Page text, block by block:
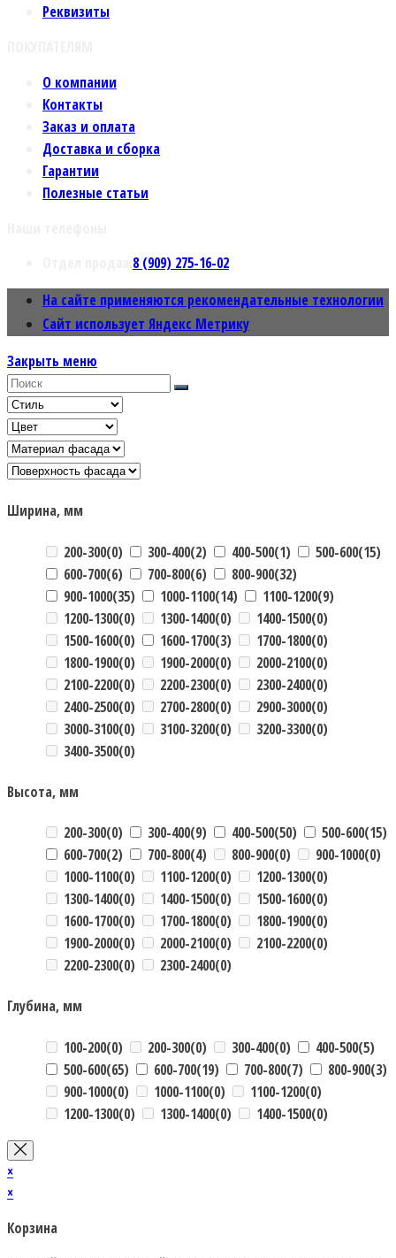
Реквизиты
О компании
Контакты
Заказ и оплата
Доставка и сборка
Гарантии
Полезные статьи
8 (909) 275-16-02
На сайте применяются рекомендательные технологии
Сайт использует Яндекс Метрику
Закрыть меню
Ширина, мм
200-300(0) 300-400(2) 400-500(1) 500-600(15)
600-700(6) 700-800(6) 800-900(32)
900-1000(35) 1000-1100(14) 1100-1200(9)
1200-1300(0) 1300-1400(0) 1400-1500(0)
1500-1600(0) 1600-1700(3) 1700-1800(0)
1800-1900(0) 1900-2000(0) 2000-2100(0)
2100-2200(0) 2200-2300(0) 2300-2400(0)
2400-2500(0) 2700-2800(0) 2900-3000(0)
3000-3100(0) 3100-3200(0) 3200-3300(0)
3400-3500(0)
Высота, мм
200-300(0) 300-400(9) 400-500(50) 500-600(15)
600-700(2) 700-800(4) 800-900(0) 900-1000(0)
1000-1100(0) 1100-1200(0) 1200-1300(0)
1300-1400(0) 1400-1500(0) 1500-1600(0)
1600-1700(0) 1700-1800(0) 1800-1900(0)
1900-2000(0) 2000-2100(0) 2100-2200(0)
2200-2300(0) 2300-2400(0)
Глубина, мм
100-200(0) 200-300(0) 300-400(0) 400-500(5)
500-600(65) 600-700(19) 700-800(7) 800-900(3)
900-1000(0) 1000-1100(0) 1100-1200(0)
1200-1300(0) 1300-1400(0) 1400-1500(0)
×
×
Корзина